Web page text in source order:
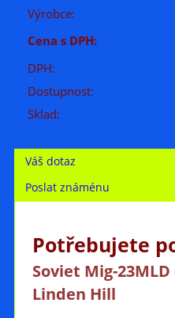
Výrobce:
Cena s DPH:
DPH:
Dostupnost:
Sklad:
Váš dotaz
Poslat známénu
Potřebujete
Soviet Mig-
Linden Hill